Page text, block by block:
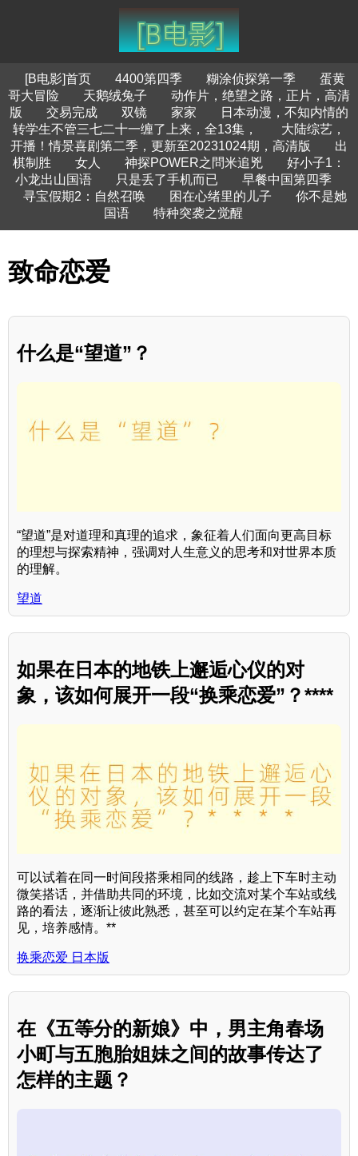
[B电影]首页 4400第四季 糊涂侦探第一季
蛋黄
哥大冒险
天鹅绒兔子
动作片，绝望之路，正片，高清
版
交易完成 双镜 家家
日本动漫，不知内情的
转学生不管三七二十一缠了上来，全13集，
大陆综艺，
开播！情景喜剧第二季，更新至20231024期，高清版
出
棋制胜
女人 神探POWER之問米追兇
好小子1：
小龙出山国语
只是丢了手机而已
早餐中国第四季
寻宝假期2：自然召唤
困在心绪里的儿子
你不是她
国语
特种突袭之觉醒
致命恋爱
什么是“望道”？
“望道”是对道理和真理的追求，象征着人们面向更高目标
的理想与探索精神，强调对人生意义的思考和对世界本质
的理解。
望道
如果在日本的地铁上邂逅心仪的对
象，该如何展开一段“换乘恋爱”？****
可以试着在同一时间段搭乘相同的线路，趁上下车时主动
微笑搭话，并借助共同的环境，比如交流对某个车站或线
路的看法，逐渐让彼此熟悉，甚至可以约定在某个车站再
见，培养感情。**
换乘恋爱 日本版
在《五等分的新娘》中，男主角春场
小町与五胞胎姐妹之间的故事传达了
怎样的主题？